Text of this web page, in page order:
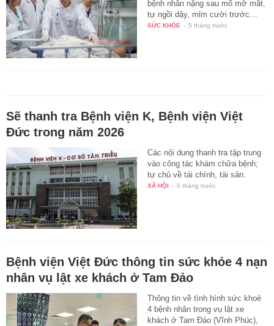
bệnh nhân nặng sau mổ mở mắt,
tự ngồi dậy, mỉm cười trước…
SỨC KHỎE - 5 tháng trước
Sẽ thanh tra Bệnh viện K, Bệnh viện Việt
Đức trong năm 2026
Các nội dung thanh tra tập trung
vào công tác khám chữa bệnh;
tự chủ về tài chính, tài sản.
XÃ HỘI - 6 tháng trước
Bệnh viện Việt Đức thông tin sức khỏe 4 nạn
nhân vụ lật xe khách ở Tam Đảo
Thông tin về tình hình sức khoẻ
4 bệnh nhân trong vụ lật xe
khách ở Tam Đảo (Vĩnh Phúc),